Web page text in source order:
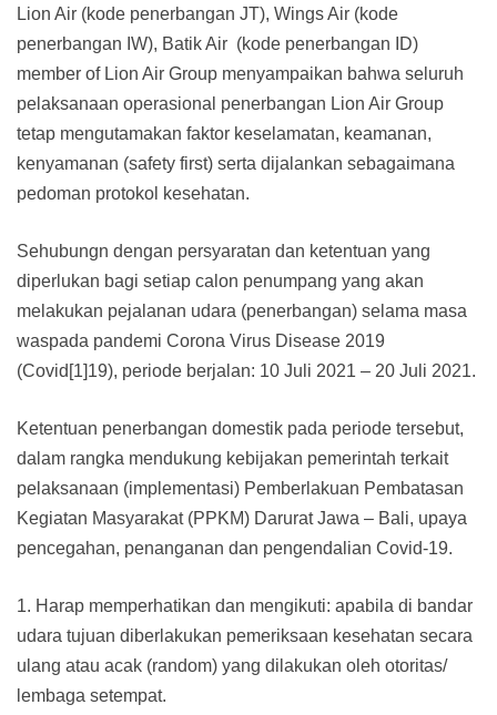
Lion Air (kode penerbangan JT), Wings Air (kode
penerbangan IW), Batik Air (kode penerbangan ID)
member of Lion Air Group menyampaikan bahwa seluruh
pelaksanaan operasional penerbangan Lion Air Group
tetap mengutamakan faktor keselamatan, keamanan,
kenyamanan (safety first) serta dijalankan sebagaimana
pedoman protokol kesehatan.
Sehubungn dengan persyaratan dan ketentuan yang
diperlukan bagi setiap calon penumpang yang akan
melakukan pejalanan udara (penerbangan) selama masa
waspada pandemi Corona Virus Disease 2019
(Covid[1]19), periode berjalan: 10 Juli 2021 – 20 Juli 2021.
Ketentuan penerbangan domestik pada periode tersebut,
dalam rangka mendukung kebijakan pemerintah terkait
pelaksanaan (implementasi) Pemberlakuan Pembatasan
Kegiatan Masyarakat (PPKM) Darurat Jawa – Bali, upaya
pencegahan, penanganan dan pengendalian Covid-19.
1. Harap memperhatikan dan mengikuti: apabila di bandar
udara tujuan diberlakukan pemeriksaan kesehatan secara
ulang atau acak (random) yang dilakukan oleh otoritas/
lembaga setempat.